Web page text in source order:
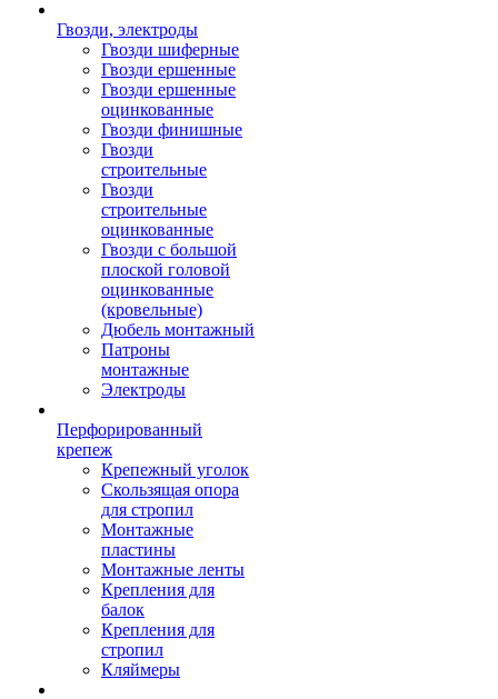
Гвозди, электроды
Гвозди шиферные
Гвозди ершенные
Гвозди ершенные
оцинкованные
Гвозди финишные
Гвозди
строительные
Гвозди
строительные
оцинкованные
Гвозди с большой
плоской головой
оцинкованные
(кровельные)
Дюбель монтажный
Патроны
монтажные
Электроды
Перфорированный
крепеж
Крепежный уголок
Скользящая опора
для стропил
Монтажные
пластины
Монтажные ленты
Крепления для
балок
Крепления для
стропил
Кляймеры